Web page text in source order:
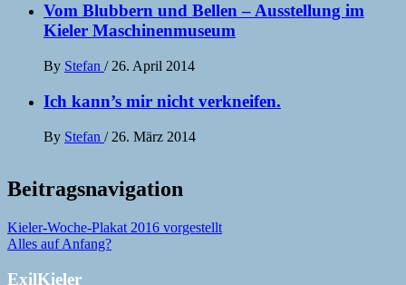
Vom Blubbern und Bellen – Ausstellung im
Kieler Maschinenmuseum
By Stefan / 26. April 2014
Ich kann’s mir nicht verkneifen.
By Stefan / 26. März 2014
Beitragsnavigation
Kieler-Woche-Plakat 2016 vorgestellt
Alles auf Anfang?
ExilKieler